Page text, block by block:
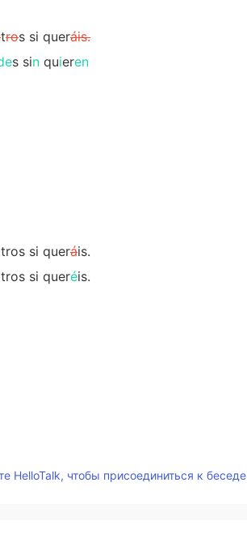
tros si queráis.
s sin quieren
si queráis.
si queréis.
HelloTalk, чтобы присоединиться к беседе